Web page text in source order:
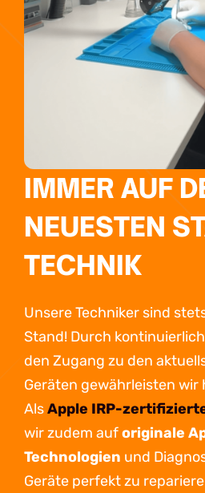
IMMER AUF
NEUESTEN
TECHNIK
Unsere Techniker sind
Stand! Durch
den Zugang zu den
Geräten gewährleisten wir
AlsApple IRP-
wir zudem auforiginale
Technologien und
Geräte perfekt zu